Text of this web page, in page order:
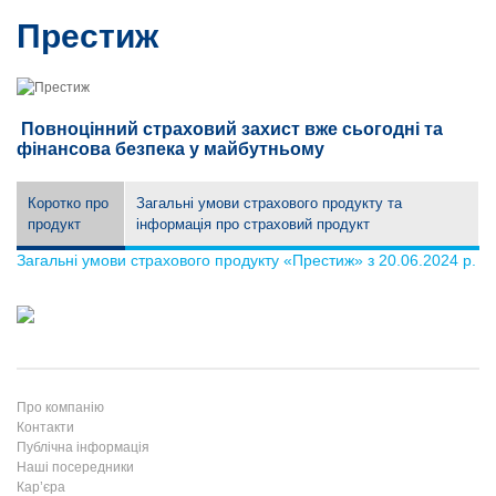
Профітайм
Престиж
Повноцінний страховий захист вже сьогодні та
фінансова безпека у майбутньому
Коротко про
продукт
Загальні умови страхового продукту та
інформація про страховий продукт
Загальні умови страхового продукту «Престиж» з 20.06.2024 р.
Про компанію
Контакти
Публічна інформація
Наші посередники
Кар’єра